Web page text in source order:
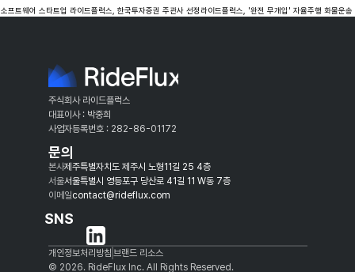
프트웨어 스타트업 라이드플럭스, 한국투자증권 주관사 선정 라이드플럭스, '완전 무개입' 자율주행 화물운송
주식회사 라이드플럭스
대표이사 : 박중희
사업자등록번호 : 282-86-01172
문의
본사제주특별자치도 제주시 노형11길 25 4층
서울서울특별시 영등포구 당산로 41길 11 W동 7층
이메일contact@rideflux.com
SNS
개인정보처리방침 브랜드 리소스
© 2026. RideFlux Inc. All Rights Reserved.